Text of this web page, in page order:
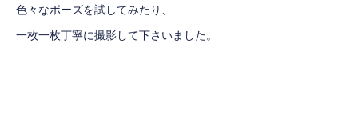
色々なポーズを試してみたり、
一枚一枚丁寧に撮影して下さいました。